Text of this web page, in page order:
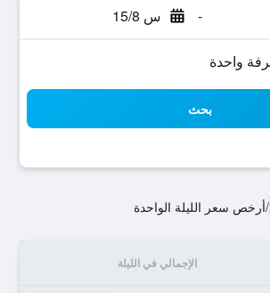
- س 15/8
بحث
/أرخص سعر الليلة الواحدة
الإجمالي في الليلة